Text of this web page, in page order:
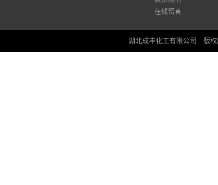
在线留言
湖北成丰化工有限公司 版